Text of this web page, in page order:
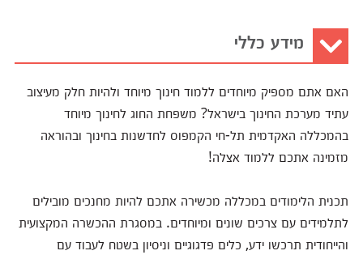
מידע כללי
האם אתם מספיק מיוחדים ללמוד חינוך מיוחד ולהיות חלק מעיצוב
עתיד מערכת החינוך בישראל? משפחת החוג לחינוך מיוחד
בהמכללה האקדמית תל-חי הקמפוס לחדשנות בחינוך ובהוראה
מזמינה אתכם ללמוד אצלה!
תכנית הלימודים במכללה מכשירה אתכם להיות מחנכים מובילים
לתלמידים עם צרכים שונים ומיוחדים. במסגרת ההכשרה המקצועית
והייחודית תרכשו ידע, כלים פדגוגיים וניסיון בשטח לעבוד עם